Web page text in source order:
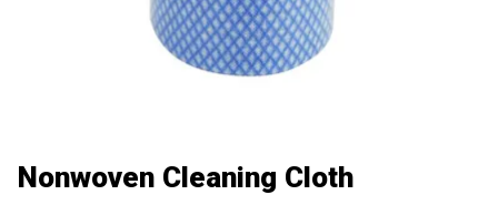
Nonwoven Cleaning Cloth